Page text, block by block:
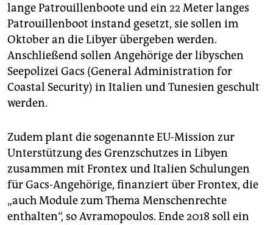
lange Patrouillenboote und ein 22 Meter langes
Patrouillenboot instand gesetzt, sie sollen im
Oktober an die Libyer übergeben werden.
Anschließend sollen Angehörige der libyschen
Seepolizei Gacs (General Administration for
Coastal Security) in Italien und Tunesien geschult
werden.
Zudem plant die sogenannte EU-Mission zur
Unterstützung des Grenzschutzes in Libyen
zusammen mit Frontex und Italien Schulungen
für Gacs-Angehörige, finanziert über Frontex, die
„auch Module zum Thema Menschenrechte
enthalten“, so Avramopoulos. Ende 2018 soll ein